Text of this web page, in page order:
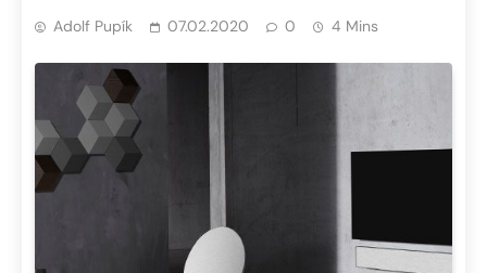
Adolf Pupík 07.02.2020 0 4 Mins